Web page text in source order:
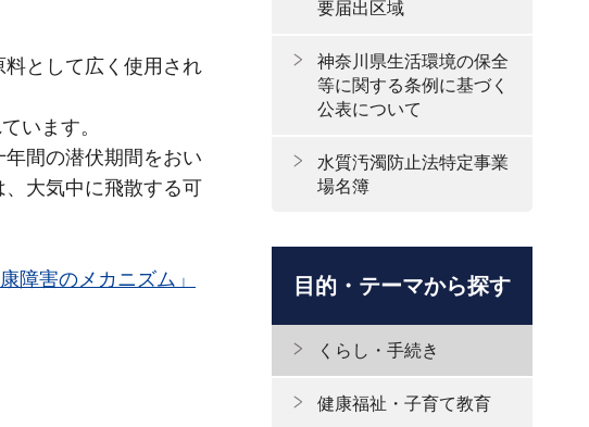
として広く使用され
います。
間の潜伏期間をおい
大気中に飛散する可
障害のメカニズム」
要届出区域
神奈川県生活環境の保全
等に関する条例に基づく
公表について
水質汚濁防止法特定事業
場名簿
目的・テーマから探す
くらし・手続き
健康福祉・子育て教育